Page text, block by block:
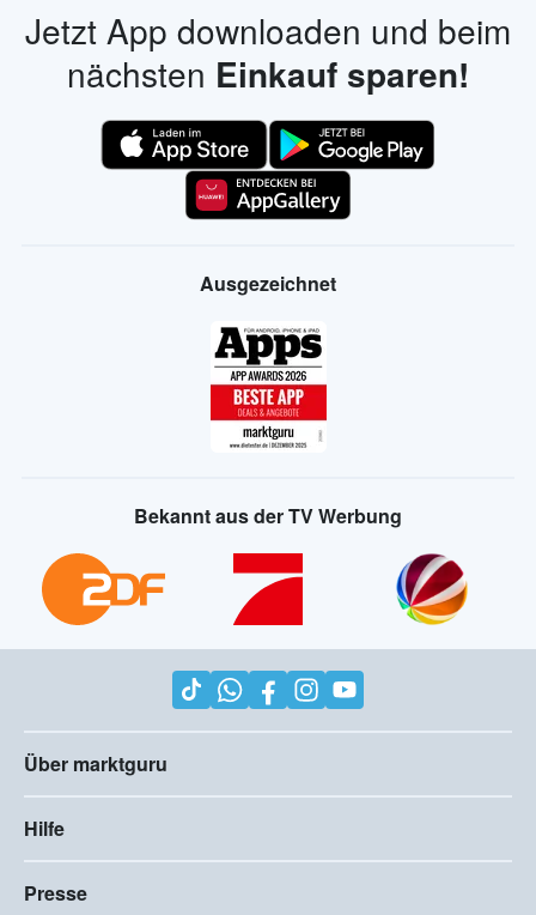
Jetzt App downloaden und beim
nächsten Einkauf sparen!
Ausgezeichnet
Bekannt aus der TV Werbung
Über marktguru
Hilfe
Presse